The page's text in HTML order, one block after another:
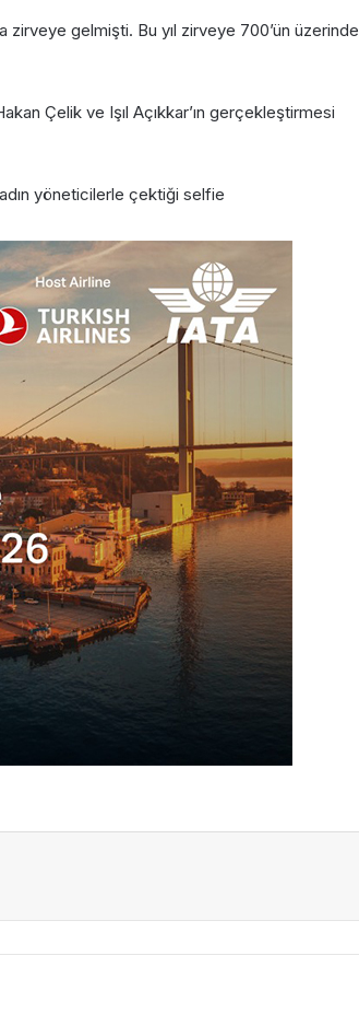
zirveye gelmişti. Bu yıl zirveye 700’ün üzerinde
Çelik ve Işıl Açıkkar’ın gerçekleştirmesi
yöneticilerle çektiği selfie